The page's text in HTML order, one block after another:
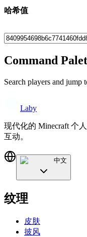
哈希值
Command
Search players and jump
Laby
现代化的 Minecraft 个
互动。
中文
纹理
皮肤
披风